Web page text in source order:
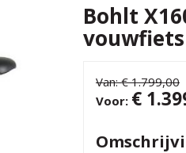
Bohlt
vouwfiets
Van:€ 1.799,00
Voor: €